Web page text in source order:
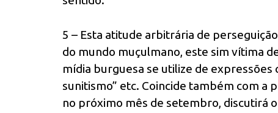
5 – Esta atitude arbitrária de
do mundo muçulmano, este sim vítima
mídia burguesa se utilize de expressões
sunitismo” etc. Coincide também com a
no próximo mês de setembro, discutirá